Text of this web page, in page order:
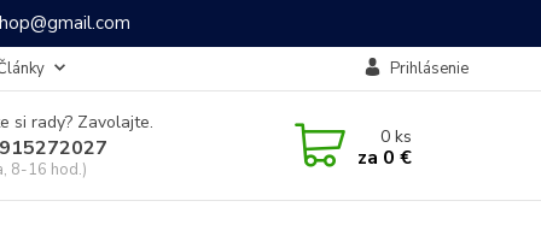
Prihlásenie
si rady? Zavolajte.
8-16 hod.)
0ks
za 0 €